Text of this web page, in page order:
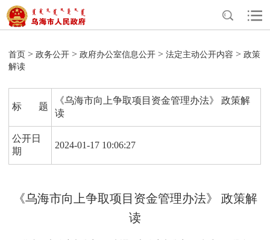
首页 >政务公开 >政府办公室信息公开 >法定主动公开内容 >政策
解读
标 题
《乌海市向上争取项目资金管理办法》 政策解
读
公开日
期
2024-01-17 10:06:27
《乌海市向上争取项目资金管理办法》 政策解
读